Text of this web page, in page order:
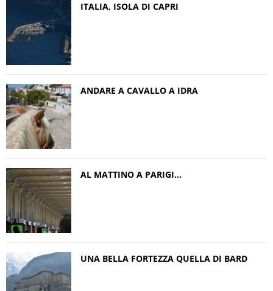
ITALIA, ISOLA DI CAPRI
ANDARE A CAVALLO A IDRA
AL MATTINO A PARIGI…
UNA BELLA FORTEZZA QUELLA DI BARD